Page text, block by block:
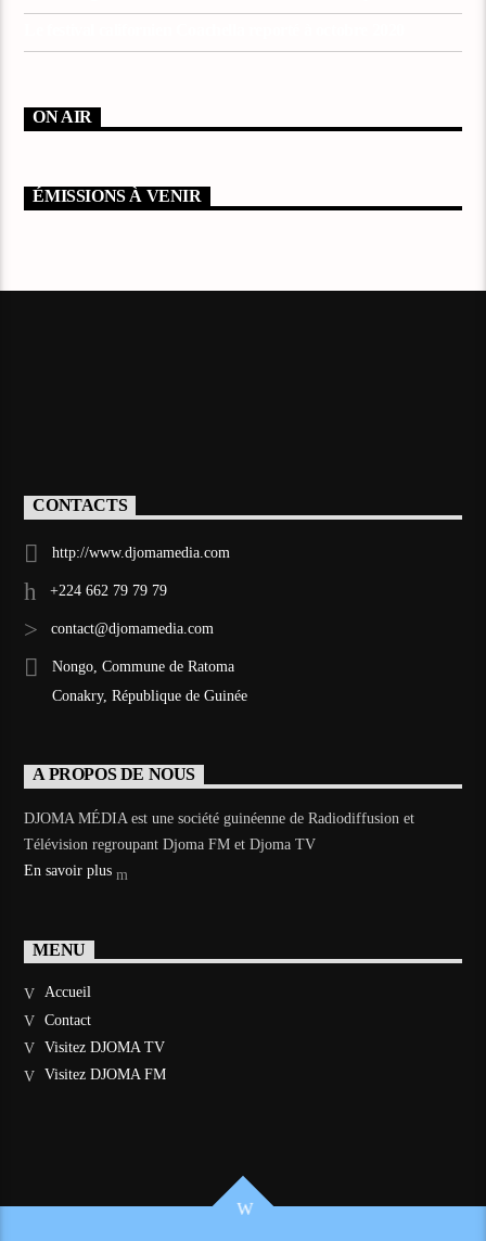
ON AIR
ÉMISSIONS À VENIR
CONTACTS
http://www.djomamedia.com
+224 662 79 79 79
contact@djomamedia.com
Nongo, Commune de Ratoma
Conakry, République de Guinée
A PROPOS DE NOUS
DJOMA MÉDIA est une société guinéenne de Radiodiffusion et
Télévision regroupant Djoma FM et Djoma TV
En savoir plus
MENU
Accueil
Contact
Visitez DJOMA TV
Visitez DJOMA FM